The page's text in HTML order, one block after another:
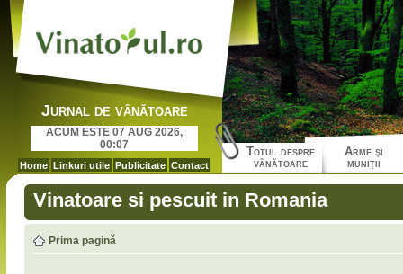
Jurnal de vânătoare
ACUM ESTE 07 AUG 2026,
00:07
Home Linkuri utile Publicitate Contact
Totul despre
vânătoare
Arme şi
muniţii
Vinatoare si pescuit in Romania
Prima pagină